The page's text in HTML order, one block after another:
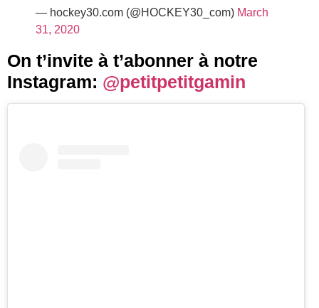
— hockey30.com (@HOCKEY30_com) March
31, 2020
On t’invite à t’abonner à notre
Instagram: @petitpetitgamin